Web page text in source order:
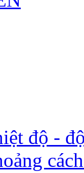
độ -